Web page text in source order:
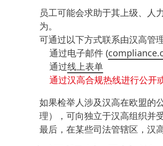
员工可能会求助于其上级、人
为。
可通过以下方式联系由汉高管
通过电子邮件 (
通过线上表单
通过汉高合规热线进行公开
如果检举人涉及汉高在欧盟的
理），可向独立于汉高组织并
最后，在某些司法管辖区，汉